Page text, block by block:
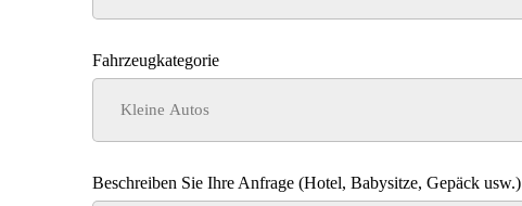
Fahrzeugkategorie
Beschreiben Sie Ihre Anfrage (Hotel, Babysitze, Gepäck usw.)